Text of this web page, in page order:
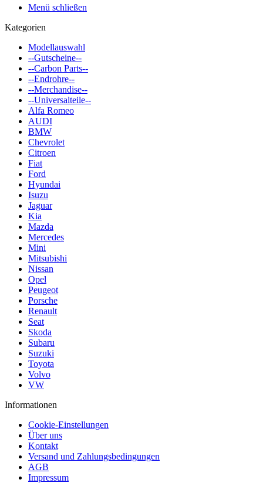
Menü schließen
Kategorien
Modellauswahl
--Gutscheine--
--Carbon Parts--
--Endrohre--
--Merchandise--
--Universalteile--
Alfa Romeo
AUDI
BMW
Chevrolet
Citroen
Fiat
Ford
Hyundai
Isuzu
Jaguar
Kia
Mazda
Mercedes
Mini
Mitsubishi
Nissan
Opel
Peugeot
Porsche
Renault
Seat
Skoda
Subaru
Suzuki
Toyota
Volvo
VW
Informationen
Cookie-Einstellungen
Über uns
Kontakt
Versand und Zahlungsbedingungen
AGB
Impressum